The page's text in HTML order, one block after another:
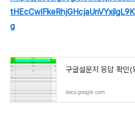
g
구글설문지 응답 확인
docs.google.com